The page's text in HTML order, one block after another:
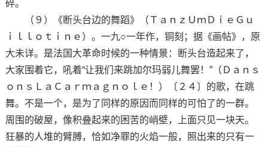
碎。
（９）《断头台边的舞蹈》（ＴａｎｚＵｍＤｉｅＧｕ
ｉｌｌｏｔｉｎｅ）。一九○一年作，铜刻；据《画帖》，原
大未详。是法国大革命时候的一种情景：断头台造起来了，
大家围着它，吼着“让我们来跳加尔玛弱儿舞罢！”（Ｄａｎｓ
ｏｎｓＬａＣａｒｍａｇｎｏｌｅ！）〔２４〕的歌，在跳
舞。不是一个，是为了同样的原因而同样的可怕了的一群。
周围的破屋，像积叠起来的困苦的峭壁，上面只见一块天。
狂暴的人堆的臂膊，恰如净罪的火焰一般，照出来的只有一